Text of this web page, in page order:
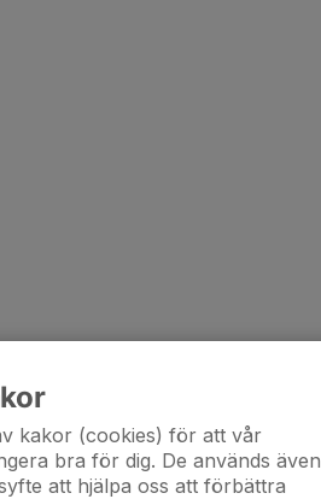
kakor (cookies) för att vår
bra för dig. De används även
att hjälpa oss att förbättra